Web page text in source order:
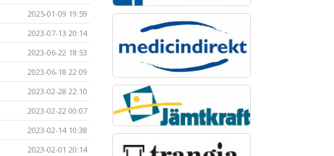
2025-01-09 19:59
2023-07-13 20:14
2023-06-22 18:53
2023-06-18 22:09
2023-02-28 22:10
2023-02-22 00:07
2023-02-14 10:38
2023-02-01 20:14